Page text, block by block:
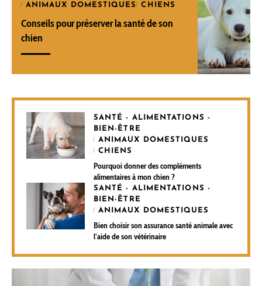
ANIMAUX DOMESTIQUES
CHIENS
Conseils pour préserver la santé de son
chien
SANTÉ - ALIMENTATIONS -
BIEN-ÊTRE
ANIMAUX DOMESTIQUES
CHIENS
Pourquoi donner des compléments
alimentaires à mon chien ?
SANTÉ - ALIMENTATIONS -
BIEN-ÊTRE
ANIMAUX DOMESTIQUES
Bien choisir son assurance santé animale avec
l’aide de son vétérinaire